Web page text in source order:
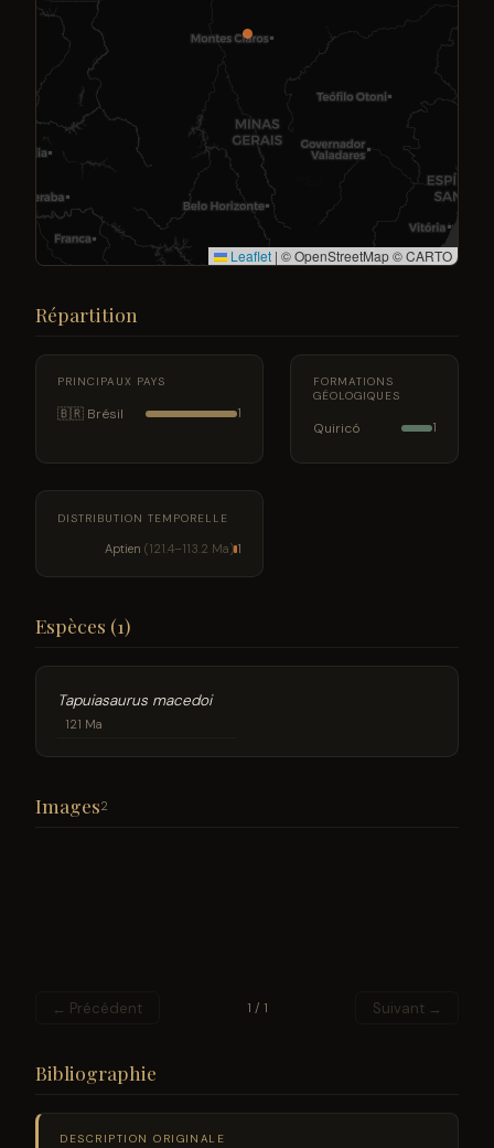
Leaflet | © OpenStreetMap © CARTO
Répartition
PRINCIPAUX PAYS
🇧🇷 Brésil 1
FORMATIONS
GÉOLOGIQUES
Quiricó 1
DISTRIBUTION TEMPORELLE
Aptien (121.4–113.2 Ma) 1
Espèces (1)
Tapuiasaurus macedoi
121 Ma
Images2
← Précédent 1 / 1 Suivant →
Bibliographie
DESCRIPTION ORIGINALE